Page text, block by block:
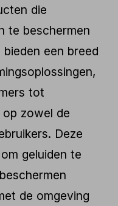
die
te beschermen
een breed
tot
zowel de
Deze
geluiden te
de omgeving